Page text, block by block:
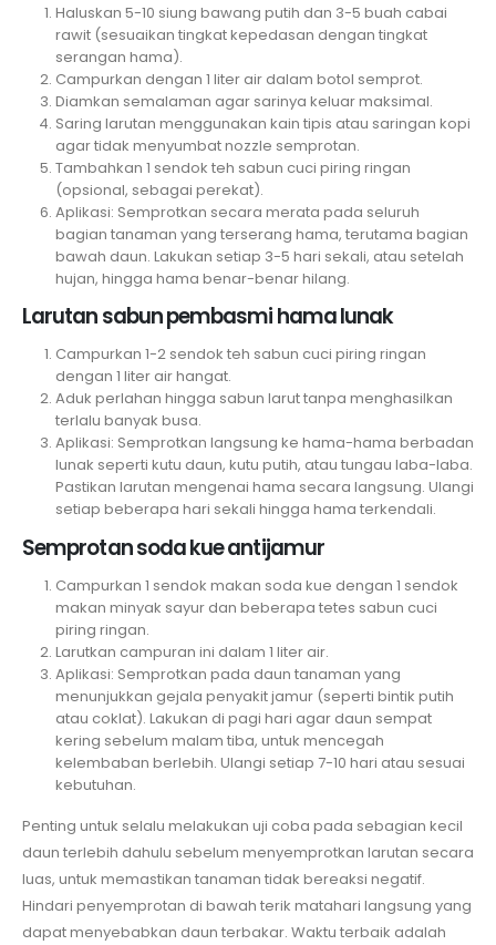
Haluskan 5-10 siung bawang putih dan 3-5 buah cabai
rawit (sesuaikan tingkat kepedasan dengan tingkat
serangan hama).
Campurkan dengan 1 liter air dalam botol semprot.
Diamkan semalaman agar sarinya keluar maksimal.
Saring larutan menggunakan kain tipis atau saringan kopi
agar tidak menyumbat nozzle semprotan.
Tambahkan 1 sendok teh sabun cuci piring ringan
(opsional, sebagai perekat).
Aplikasi: Semprotkan secara merata pada seluruh
bagian tanaman yang terserang hama, terutama bagian
bawah daun. Lakukan setiap 3-5 hari sekali, atau setelah
hujan, hingga hama benar-benar hilang.
Larutan sabun pembasmi hama lunak
Campurkan 1-2 sendok teh sabun cuci piring ringan
dengan 1 liter air hangat.
Aduk perlahan hingga sabun larut tanpa menghasilkan
terlalu banyak busa.
Aplikasi: Semprotkan langsung ke hama-hama berbadan
lunak seperti kutu daun, kutu putih, atau tungau laba-laba.
Pastikan larutan mengenai hama secara langsung. Ulangi
setiap beberapa hari sekali hingga hama terkendali.
Semprotan soda kue antijamur
Campurkan 1 sendok makan soda kue dengan 1 sendok
makan minyak sayur dan beberapa tetes sabun cuci
piring ringan.
Larutkan campuran ini dalam 1 liter air.
Aplikasi: Semprotkan pada daun tanaman yang
menunjukkan gejala penyakit jamur (seperti bintik putih
atau coklat). Lakukan di pagi hari agar daun sempat
kering sebelum malam tiba, untuk mencegah
kelembaban berlebih. Ulangi setiap 7-10 hari atau sesuai
kebutuhan.
Penting untuk selalu melakukan uji coba pada sebagian kecil
daun terlebih dahulu sebelum menyemprotkan larutan secara
luas, untuk memastikan tanaman tidak bereaksi negatif.
Hindari penyemprotan di bawah terik matahari langsung yang
dapat menyebabkan daun terbakar. Waktu terbaik adalah